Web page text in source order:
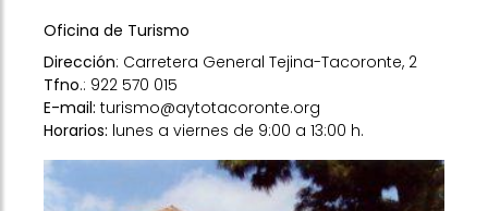
Oficina de Turismo
Dirección: Carretera General Tejina-Tacoronte, 2
Tfno.: 922 570 015
E-mail: turismo@aytotacoronte.org
Horarios: lunes a viernes de 9:00 a 13:00 h.